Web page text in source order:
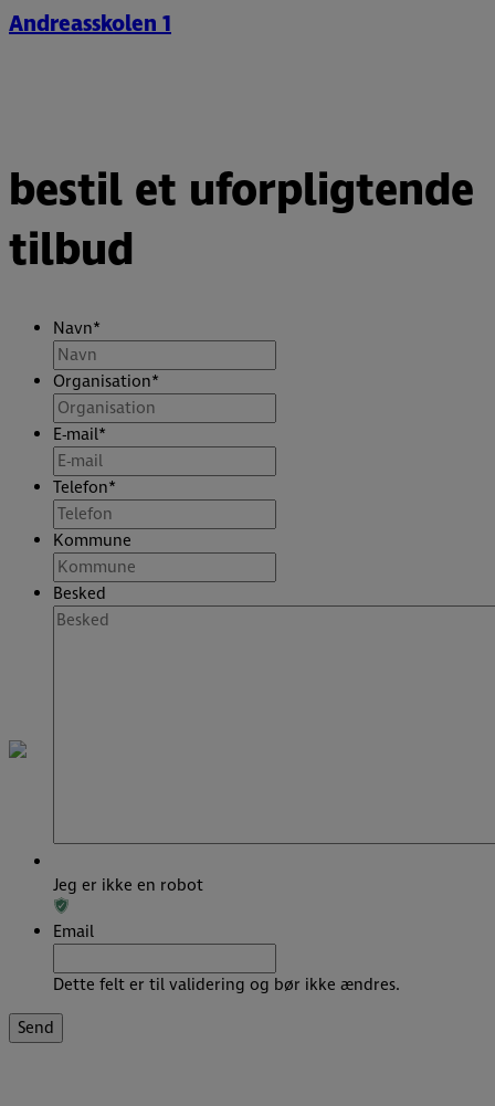
Andreasskolen 1
bestil et uforpligtende
tilbud
Navn*
Organisation*
E-mail*
Telefon*
Kommune
Besked
Jeg er ikke en robot
Email
Dette felt er til validering og bør ikke ændres.